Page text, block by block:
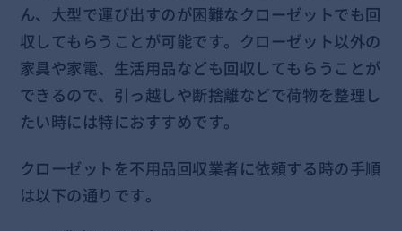
ん、大型で運び出すのが困難なクローゼットでも回
収してもらうことが可能です。クローゼット以外の
家具や家電、生活用品なども回収してもらうことが
できるので、引っ越しや断捨離などで荷物を整理し
たい時には特におすすめです。
クローゼットを不用品回収業者に依頼する時の手順
は以下の通りです。